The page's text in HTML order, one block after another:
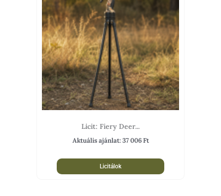
Licit: Fiery Deer...
Aktuális ajánlat:37 006Ft
Licitálok